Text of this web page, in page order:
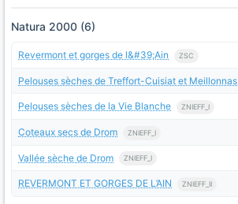
Natura 2000 (6)
Revermont et gorges de l&#39;Ain ZSC
Pelouses sèches de Treffort-Cuisiat et Meillonnas
Pelouses sèches de la Vie Blanche ZNIEFF_I
Coteaux secs de Drom ZNIEFF_I
Vallée sèche de Drom ZNIEFF_I
REVERMONT ET GORGES DE L’AIN ZNIEFF_II